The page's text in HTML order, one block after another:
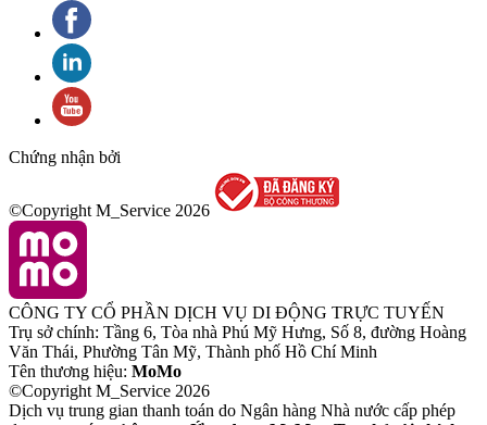
Chứng nhận bởi
©Copyright M_Service 2026
CÔNG TY CỔ PHẦN DỊCH VỤ DI ĐỘNG TRỰC TUYẾN
Trụ sở chính: Tầng 6, Tòa nhà Phú Mỹ Hưng, Số 8, đường Hoàng
Văn Thái, Phường Tân Mỹ, Thành phố Hồ Chí Minh
Tên thương hiệu: MoMo
©Copyright M_Service 2026
Dịch vụ trung gian thanh toán do Ngân hàng Nhà nước cấp phép